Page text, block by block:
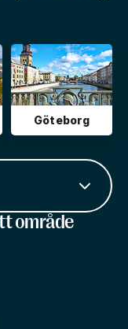
Göteborg
område